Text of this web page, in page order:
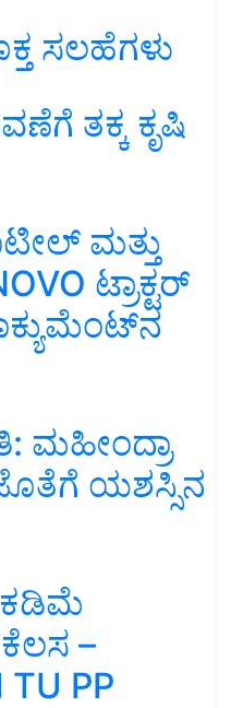
ಸಲಹೆಗಳು
ತಕ್ಕ ಕೃಷಿ
ಮತ್ತು
ಟ್ರಾಕ್ಟರ್
ಮಹೀಂದ್ರಾ
ಯಶಸ್ಸಿನ
–
PP